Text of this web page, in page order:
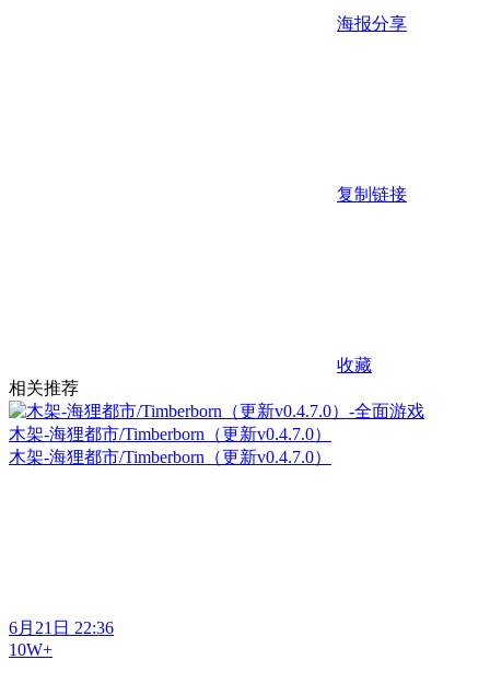
海报分享
复制链接
收藏
相关推荐
木架-海狸都市/Timberborn（更新v0.4.7.0）
木架-海狸都市/Timberborn（更新v0.4.7.0）
6月21日 22:36
10W+